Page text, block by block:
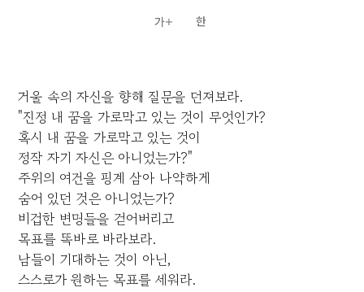
거울 속의 자신을 향해 질문을 던져보라.
"진정 내 꿈을 가로막고 있는 것이 무엇인가?
혹시 내 꿈을 가로막고 있는 것이
정작 자기 자신은 아니었는가?"
주위의 여건을 핑계 삼아 나약하게
숨어 있던 것은 아니었는가?
비겁한 변명들을 걷어버리고
목표를 똑바로 바라보라.
남들이 기대하는 것이 아닌,
스스로가 원하는 목표를 세워라.